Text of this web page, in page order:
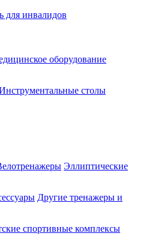
для инвалидов
оборудование
столы
Эллиптические
Другие тренажеры и
спортивные комплексы